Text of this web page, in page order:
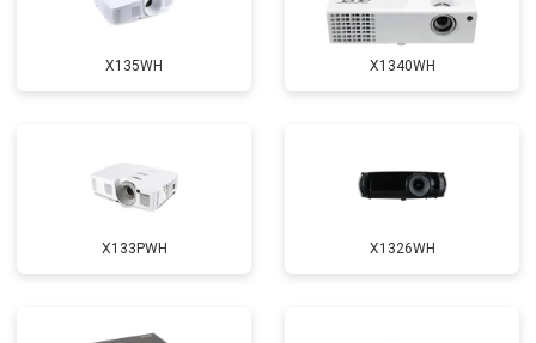
X135WH X1340WH
X133PWH X1326WH